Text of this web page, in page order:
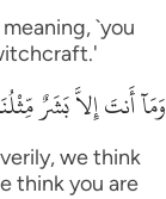
`you
وَمَآ أَنتَ إِلاَّ بَشَرٌ
we think
think you are